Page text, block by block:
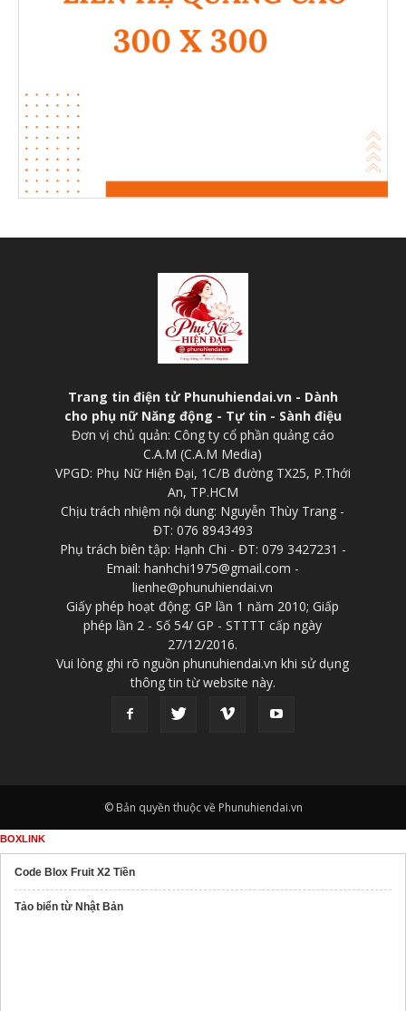
Trang tin điện tử Phunuhiendai.vn - Dành
cho phụ nữ Năng động - Tự tin - Sành điệu
Đơn vị chủ quản: Công ty cổ phần quảng cáo
C.A.M (C.A.M Media)
VPGD: Phụ Nữ Hiện Đại, 1C/B đường TX25, P.Thới
An, TP.HCM
Chịu trách nhiệm nội dung: Nguyễn Thùy Trang -
ĐT: 076 8943493
Phụ trách biên tập: Hạnh Chi - ĐT: 079 3427231 -
Email: hanhchi1975@gmail.com -
lienhe@phunuhiendai.vn
Giấy phép hoạt động: GP lần 1 năm 2010; Giấp
phép lần 2 - Số 54/ GP - STTTT cấp ngày
27/12/2016.
Vui lòng ghi rõ nguồn phunuhiendai.vn khi sử dụng
thông tin từ website này.
© Bản quyền thuộc về Phunuhiendai.vn
BOXLINK
Code Blox Fruit X2 Tiền
Tảo biển từ Nhật Bản